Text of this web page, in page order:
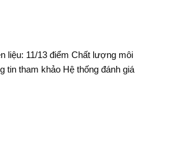
liệu: 11/13 điểm Chất lượng môi
tham khảo Hệ thống đánh giá